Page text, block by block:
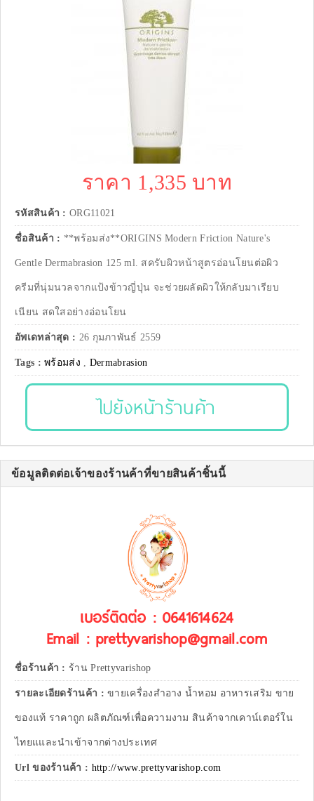
ราคา 1,335 บาท
รหัสสินค้า : ORG11021
ชื่อสินค้า : **พร้อมส่ง**ORIGINS Modern Friction Nature's
Gentle Dermabrasion 125 ml. สครับผิวหน้าสูตรอ่อนโยนต่อผิว
ครีมที่นุ่มนวลจากแป้งข้าวญี่ปุ่น จะช่วยผลัดผิวให้กลับมาเรียบ
เนียน สดใสอย่างอ่อนโยน
อัพเดทล่าสุด : 26 กุมภาพันธ์ 2559
Tags :พร้อมส่ง , Dermabrasion
ไปยังหน้าร้านค้า
ข้อมูลติดต่อเจ้าของร้านค้าที่ขายสินค้าชิ้นนี้
เบอร์ติดต่อ : 0641614624
Email : prettyvarishop@gmail.com
ชื่อร้านค้า : ร้าน Prettyvarishop
รายละเอียดร้านค้า :ขายเครื่องสำอาง น้ำหอม อาหารเสริม ขาย
ของแท้ ราคาถูก ผลิตภัณฑ์เพื่อความงาม สินค้าจากเคาน์เตอร์ใน
ไทยแและนำเข้าจากต่างประเทศ
Url ของร้านค้า : http://www.prettyvarishop.com